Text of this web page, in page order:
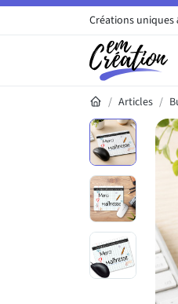
Créations uniques
Articles
Galerie du